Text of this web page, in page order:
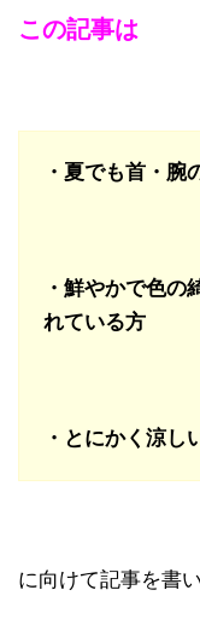
この記事は
・夏でも首・腕
・鮮やかで色の
れている方
・とにかく涼し
に向けて記事を書